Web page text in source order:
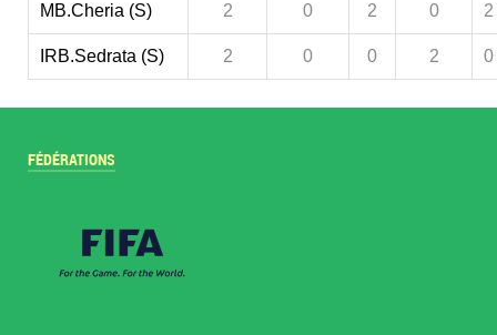
MB.Cheria (S) 2 0 2 0 2
IRB.Sedrata (S) 2 0 0 2 0
FÉDÉRATIONS